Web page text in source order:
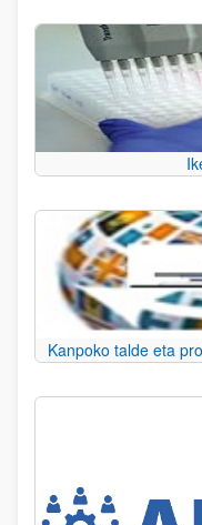
Kanpoko talde eta